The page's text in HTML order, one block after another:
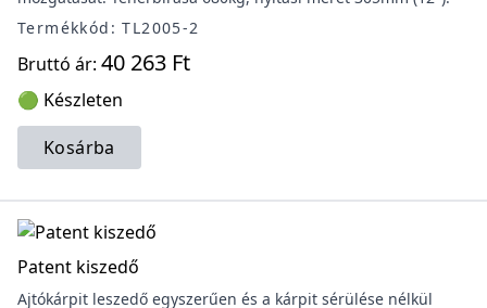
Termékkód: TL2005-2
Bruttó ár: 40 263 Ft
🟢 Készleten
Kosárba
Patent kiszedő
Ajtókárpit leszedő egyszerűen és a kárpit sérülése nélkül